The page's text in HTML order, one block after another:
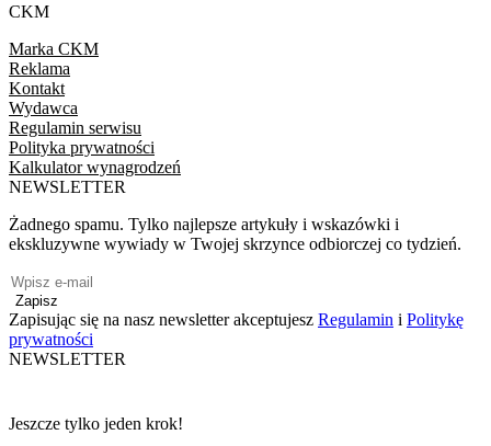
CKM
Marka CKM
Reklama
Kontakt
Wydawca
Regulamin serwisu
Polityka prywatności
Kalkulator wynagrodzeń
NEWSLETTER
Żadnego spamu. Tylko najlepsze artykuły i wskazówki i
ekskluzywne wywiady w Twojej skrzynce odbiorczej co tydzień.
Zapisz
Zapisując się na nasz newsletter akceptujesz Regulamin i Politykę
prywatności
NEWSLETTER
Jeszcze tylko jeden krok!